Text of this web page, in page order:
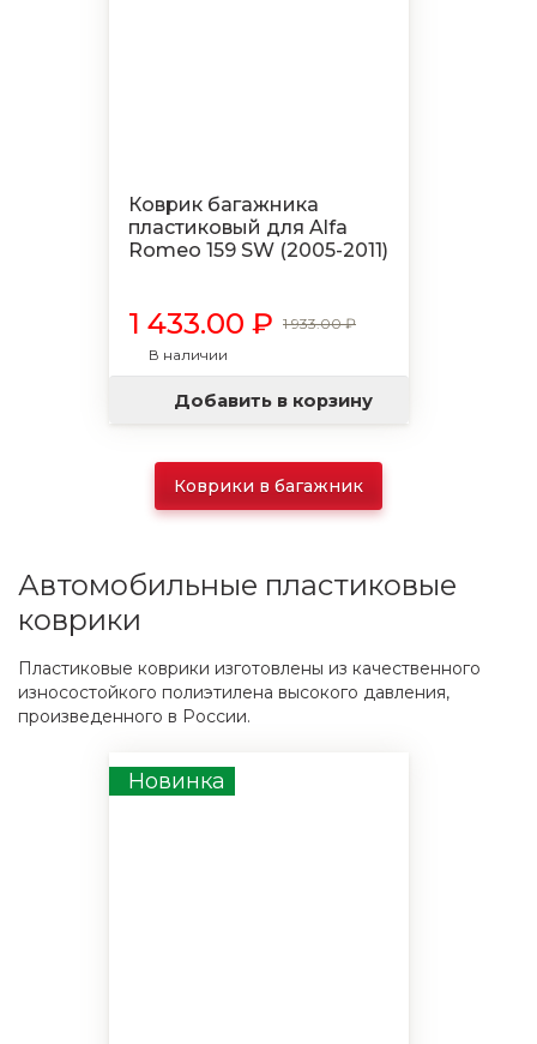
Коврик багажника
пластиковый для Alfa
Romeo 159 SW (2005-2011)
1 433.00 ₽ 1 933.00 ₽
В наличии
Добавить в корзину
Коврики в багажник
Автомобильные пластиковые
коврики
Пластиковые коврики изготовлены из качественного
износостойкого полиэтилена высокого давления,
произведенного в России.
Новинка